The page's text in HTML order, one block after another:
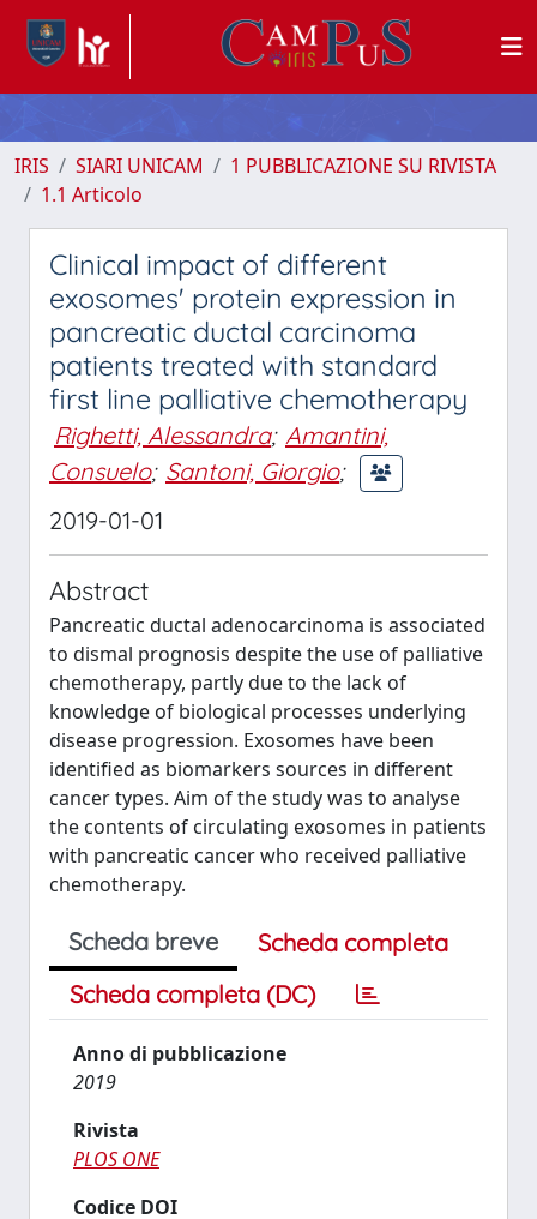
IRIS SIARI UNICAM
1 PUBBLICAZIONE SU RIVISTA
1.1 Articolo
Clinical impact of different
exosomes' protein expression in
pancreatic ductal carcinoma
patients treated with standard
first line palliative chemotherapy
Righetti, Alessandra; Amantini,
Consuelo; Santoni, Giorgio;
2019-01-01
Abstract
Pancreatic ductal adenocarcinoma is associated
to dismal prognosis despite the use of palliative
chemotherapy, partly due to the lack of
knowledge of biological processes underlying
disease progression. Exosomes have been
identified as biomarkers sources in different
cancer types. Aim of the study was to analyse
the contents of circulating exosomes in patients
with pancreatic cancer who received palliative
chemotherapy.
Scheda breve
Scheda completa
Scheda completa (DC)
Anno di pubblicazione
2019
Rivista
PLOS ONE
Codice DOI